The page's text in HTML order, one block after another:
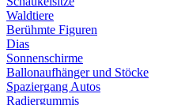
Waldtiere
Berühmte Figuren
Dias
Sonnenschirme
Ballonaufhänger und Stöcke
Spaziergang Autos
Radiergummis